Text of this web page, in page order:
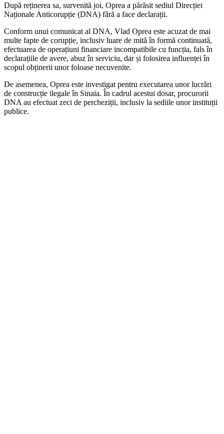
După reținerea sa, survenită joi, Oprea a părăsit sediul Direcției
Naționale Anticorupție (DNA) fără a face declarații.
Conform unui comunicat al DNA, Vlad Oprea este acuzat de mai
multe fapte de corupție, inclusiv luare de mită în formă continuată,
efectuarea de operațiuni financiare incompatibile cu funcția, fals în
declarațiile de avere, abuz în serviciu, dar și folosirea influenței în
scopul obținerii unor foloase necuvenite.
De asemenea, Oprea este investigat pentru executarea unor lucrări
de construcție ilegale în Sinaia. În cadrul acestui dosar, procurorii
DNA au efectuat zeci de percheziții, inclusiv la sediile unor instituții
publice.